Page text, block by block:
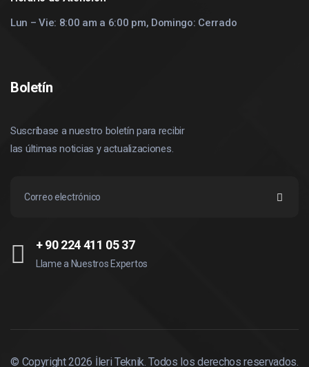
Lun – Vie: 8:00 am a 6:00 pm, Domingo: Cerrado
Boletín
Suscríbase a nuestro boletín para recibir
las últimas noticias y actualizaciones.
+ 90 224 411 05 37
Llame a Nuestros Expertos
© Copyright2026 İleri Teknik. Todos los derechos reservados.